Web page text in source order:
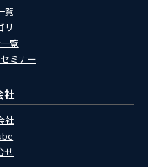
覧
リ
覧
ミナー
社
社
せ